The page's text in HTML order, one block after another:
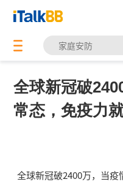
全球新冠破
常态，免疫力
全球新冠破2400万，当